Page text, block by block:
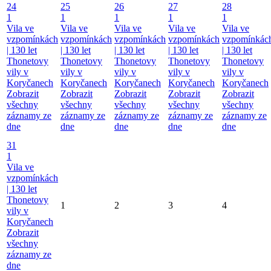
24
1
Vila ve
vzpomínkách
| 130 let
Thonetovy
vily v
Koryčanech
Zobrazit
všechny
záznamy ze
dne
25
1
Vila ve
vzpomínkách
| 130 let
Thonetovy
vily v
Koryčanech
Zobrazit
všechny
záznamy ze
dne
26
1
Vila ve
vzpomínkách
| 130 let
Thonetovy
vily v
Koryčanech
Zobrazit
všechny
záznamy ze
dne
27
1
Vila ve
vzpomínkách
| 130 let
Thonetovy
vily v
Koryčanech
Zobrazit
všechny
záznamy ze
dne
28
1
Vila ve
| 130 let
Thonetovy
vily v
Koryčanech
Zobrazit
všechny
záznamy ze
dne
31
1
Vila ve
vzpomínkách
| 130 let
Thonetovy
vily v
Koryčanech
Zobrazit
všechny
záznamy ze
dne
1 2 3 4